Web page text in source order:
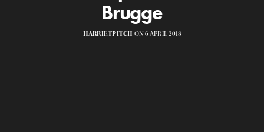
Brugge
HARRIETPITCH ON 6 APRIL 2018